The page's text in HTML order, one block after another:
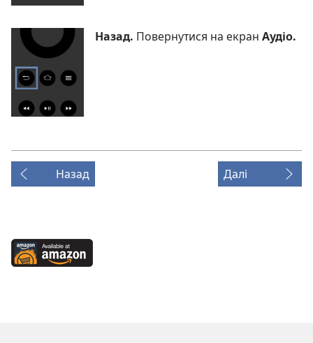
Назад. Повернутися на екран Аудіо.
Назад Далі
Available
at